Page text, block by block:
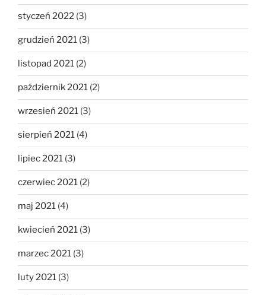
styczeń 2022 (3)
grudzień 2021 (3)
listopad 2021 (2)
październik 2021 (2)
wrzesień 2021 (3)
sierpień 2021 (4)
lipiec 2021 (3)
czerwiec 2021 (2)
maj 2021 (4)
kwiecień 2021 (3)
marzec 2021 (3)
luty 2021 (3)